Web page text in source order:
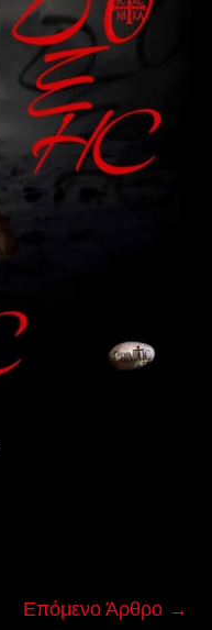
Επόμενο Άρθρο →